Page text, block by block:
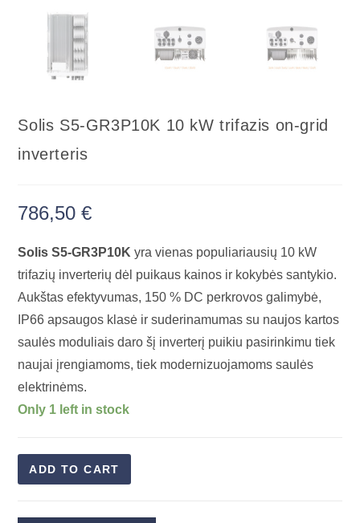
Solis S5-GR3P10K 10 kW trifazis on-grid
inverteris
786,50€
Solis S5-GR3P10K yra vienas populiariausių 10 kW
trifazių inverterių dėl puikaus kainos ir kokybės santykio.
Aukštas efektyvumas, 150 % DC perkrovos galimybė,
IP66 apsaugos klasė ir suderinamumas su naujos kartos
saulės moduliais daro šį inverterį puikiu pasirinkimu tiek
naujai įrengiamoms, tiek modernizuojamoms saulės
elektrinėms.
Only 1 left in stock
ADD TO CART